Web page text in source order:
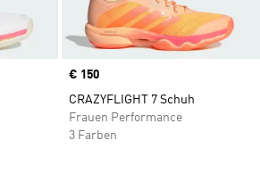
Price
€ 150
CRAZYFLIGHT 7 Schuh
Frauen Performance
3 Farben